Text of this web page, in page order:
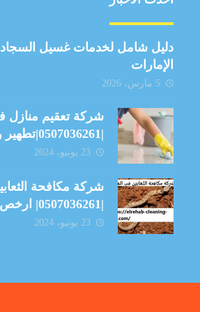
دليل شامل لخدمات غسيل
الإمارات
5 مارس، 2026
شركة تعقيم منازل
|0507036261|تطهير وتعقيم
23 يونيو، 2024
شركة مكافحة
|0507036261| ارخص اسعار
23 يونيو، 2024